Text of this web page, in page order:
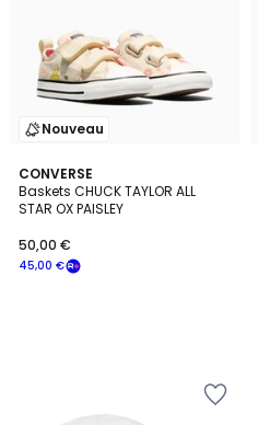
Nouveau
CONVERSE
Baskets CHUCK TAYLOR ALL
STAR OX PAISLEY
45,00 €
50,00 €